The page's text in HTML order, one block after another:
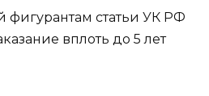
статьи УК РФ
вплоть до 5 лет